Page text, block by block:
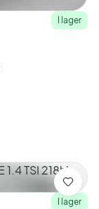
I lager
I lager
Spara